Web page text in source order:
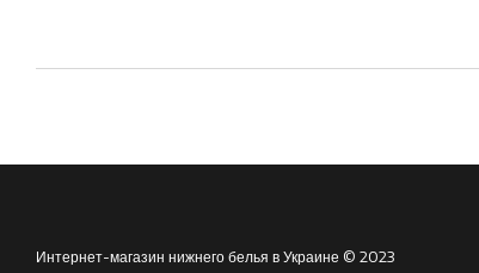
Интернет-магазин нижнего белья в Украине © 2023